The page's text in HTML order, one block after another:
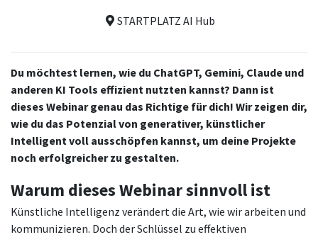
STARTPLATZ AI Hub
Du möchtest lernen, wie du ChatGPT, Gemini, Claude und
anderen KI Tools effizient nutzten kannst? Dann ist
dieses Webinar genau das Richtige für dich! Wir zeigen dir,
wie du das Potenzial von generativer, künstlicher
Intelligent voll ausschöpfen kannst, um deine Projekte
noch erfolgreicher zu gestalten.
Warum dieses Webinar sinnvoll ist
Künstliche Intelligenz verändert die Art, wie wir arbeiten und
kommunizieren. Doch der Schlüssel zu effektiven